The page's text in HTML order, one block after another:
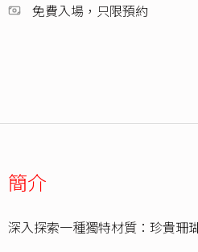
免費入場，只限預約
簡介
深入探索一種獨特材質：珍貴珊